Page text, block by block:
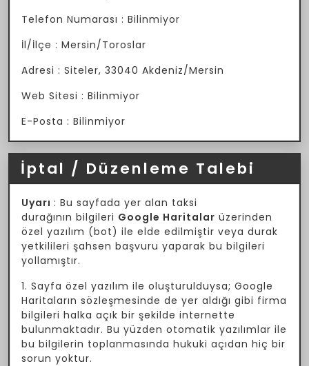
Telefon Numarası : Bilinmiyor
İl/İlçe : Mersin/Toroslar
Adresi : Siteler, 33040 Akdeniz/Mersin
Web Sitesi : Bilinmiyor
E-Posta : Bilinmiyor
İptal / Düzenleme Talebi
Uyarı : Bu sayfada yer alan taksi
durağının bilgileri Google Haritalar üzerinden
özel yazılım (bot) ile elde edilmiştir veya durak
yetkilileri şahsen başvuru yaparak bu bilgileri
yollamıştır.
1. Sayfa özel yazılım ile oluşturulduysa; Google
Haritaların sözleşmesinde de yer aldığı gibi firma
bilgileri halka açık bir şekilde internette
bulunmaktadır. Bu yüzden otomatik yazılımlar ile
bu bilgilerin toplanmasında hukuki açıdan hiç bir
sorun yoktur.